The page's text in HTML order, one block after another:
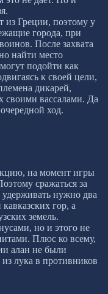
из Греции, поэтому у
города, при
После захвата
найти место
подойти как
к своей цели,
дикарей,
своими вассалами. Да
ход.
на момент игры
сражаться за
нужно два
гор, а
земель.
но и этого не
Плюс ко всему,
алан не были
лука в противников